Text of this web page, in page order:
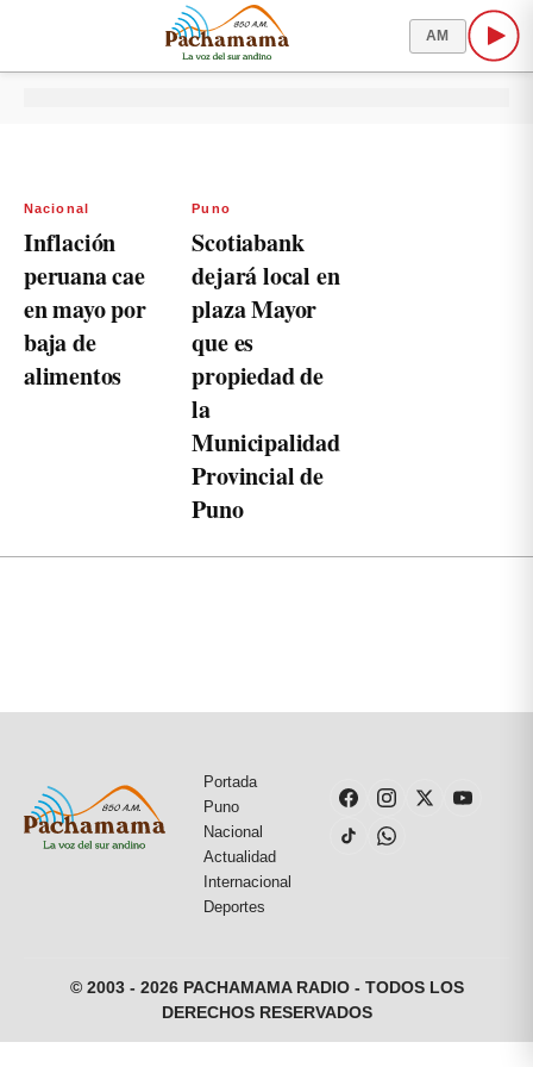
AM
Nacional
Inflación
peruana cae
en mayo por
baja de
alimentos
Puno
Scotiabank
dejará local en
plaza Mayor
que es
propiedad de
la
Municipalidad
Provincial de
Puno
Portada
Puno
Nacional
Actualidad
Internacional
Deportes
© 2003 - 2026 PACHAMAMA RADIO - TODOS LOS
DERECHOS RESERVADOS